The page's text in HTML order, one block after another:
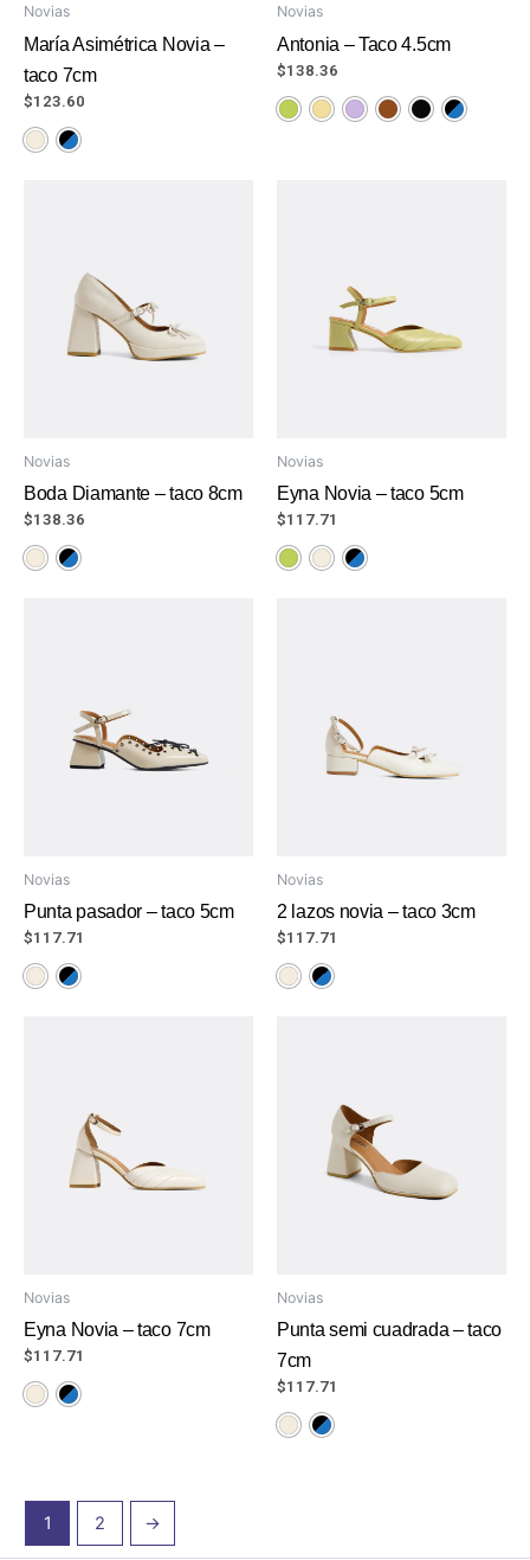
Novias
María Asimétrica Novia –
taco 7cm
$123.60
Novias
Antonia – Taco 4.5cm
$138.36
Novias
Boda Diamante – taco 8cm
$138.36
Novias
Eyna Novia – taco 5cm
$117.71
Novias
Punta pasador – taco 5cm
$117.71
Novias
2 lazos novia – taco 3cm
$117.71
Novias
Eyna Novia – taco 7cm
$117.71
Novias
Punta semi cuadrada – taco
7cm
$117.71
1 2 →